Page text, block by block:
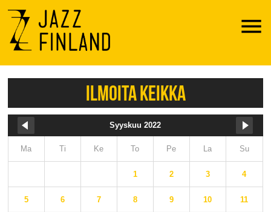
Menu
ILMOITA KEIKKA
Syyskuu 2022
Ma Ti Ke To Pe La Su
1 2 3 4
5 6 7 8 9 10 11